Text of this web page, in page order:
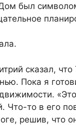
был
сказал, что
Пока я
Что-то в его
решив, что